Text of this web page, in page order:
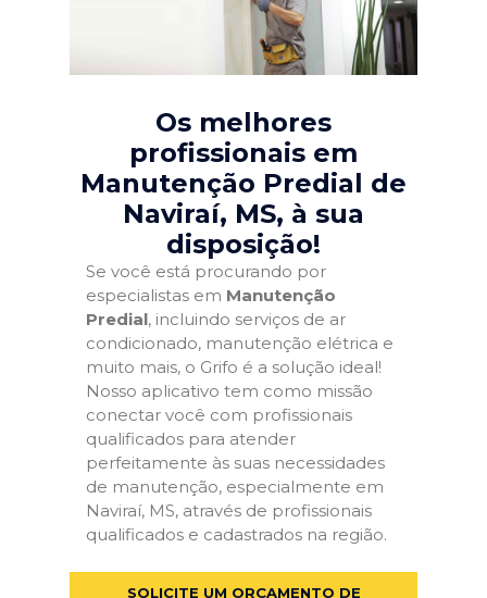
Os melhores
profissionais em
Manutenção Predial de
Naviraí, MS, à sua
disposição!
Se você está procurando por
especialistas em Manutenção
Predial, incluindo serviços de ar
condicionado, manutenção elétrica e
muito mais, o Grifo é a solução ideal!
Nosso aplicativo tem como missão
conectar você com profissionais
qualificados para atender
perfeitamente às suas necessidades
de manutenção, especialmente em
Naviraí, MS, através de profissionais
qualificados e cadastrados na região.
SOLICITE UM ORÇAMENTO DE